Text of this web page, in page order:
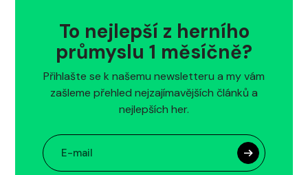
To nejlepší z herního
průmyslu 1 měsíčně?
Přihlašte se k našemu newsletteru a my vám
zašleme přehled nejzajímavějších článků a
nejlepších her.